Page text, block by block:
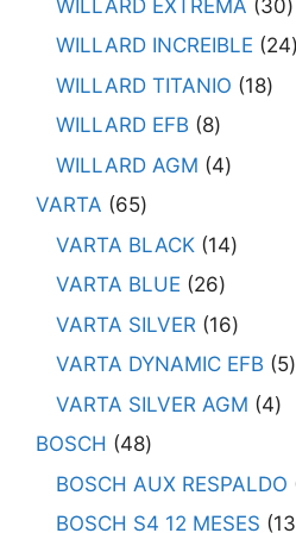
WILLARD EXTREMA
30
WILLARD INCREIBLE
24
WILLARD TITANIO
18
WILLARD EFB
8
WILLARD AGM
4
VARTA
65
VARTA BLACK 14
VARTA BLUE
26
VARTA SILVER
16
VARTA DYNAMIC EFB
5
VARTA SILVER AGM
4
BOSCH
48
BOSCH AUX RESPALDO
BOSCH S4 12 MESES
13